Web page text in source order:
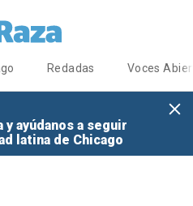
Redadas Voces
y ayúdanos a seguir
latina de Chicago